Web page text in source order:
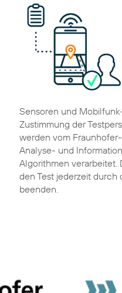
Sensoren und
Zustimmung der
werden vom
Analyse- und
Algorithmen verarbeitet.
den Test jederzeit durch
beenden.